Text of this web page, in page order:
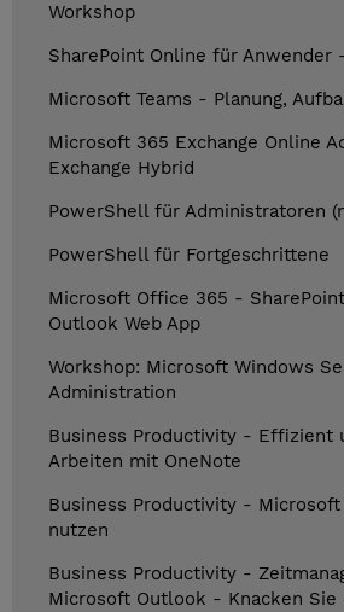
Workshop
SharePoint Online für Anwender
Microsoft Teams - Planung,
Microsoft 365 Exchange Online
Exchange Hybrid
PowerShell für Administratoren
PowerShell für Fortgeschrittene
Microsoft Office 365 -
Outlook Web App
Workshop: Microsoft Windows
Administration
Business Productivity - Effizient
Arbeiten mit OneNote
Business Productivity -
nutzen
Business Productivity -
Microsoft Outlook - Knacken Sie